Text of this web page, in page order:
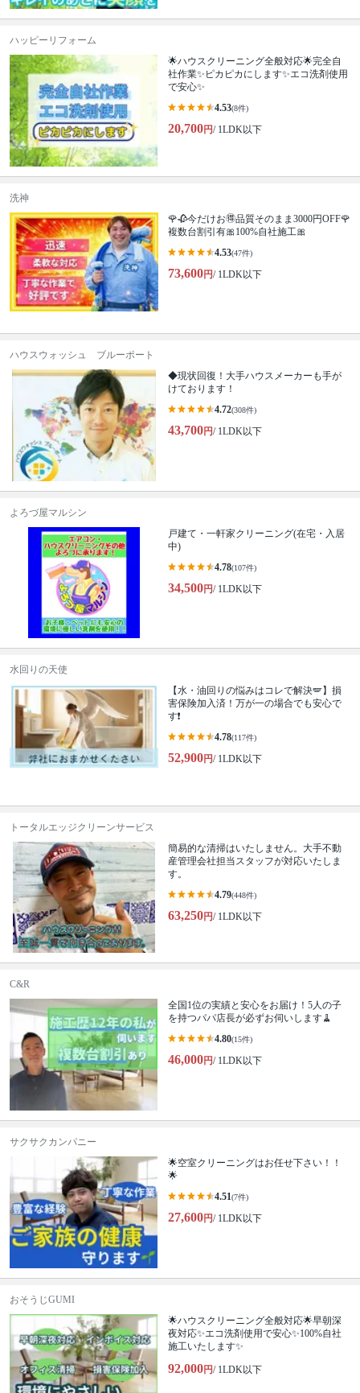
ハッピーリフォーム
🌟ハウスクリーニング全般対応🌟完全自
社作業✨️ピカピカにします✨️エコ洗剤使用
で安心✨
4.53(8件)
20,700円/ 1LDK以下
洗神
🌹🥀今だけお🉐品質そのまま3000円OFF🌹
複数台割引有🎀100%自社施工🎀
4.53(47件)
73,600円/ 1LDK以下
ハウスウォッシュ ブルーポート
◆現状回復！大手ハウスメーカーも手が
けております！
4.72(308件)
43,700円/ 1LDK以下
よろづ屋マルシン
戸建て・一軒家クリーニング(在宅・入居
中)
4.78(107件)
34,500円/ 1LDK以下
水回りの天使
【水・油回りの悩みはコレで解決🪽】損
害保険加入済！万が一の場合でも安心で
す❗️
4.78(117件)
52,900円/ 1LDK以下
トータルエッジクリーンサービス
簡易的な清掃はいたしません。大手不動
産管理会社担当スタッフが対応いたしま
す。
4.79(448件)
63,250円/ 1LDK以下
C&R
全国1位の実績と安心をお届け！5人の子
を持つパパ店長が必ずお伺いします🧹
4.80(15件)
46,000円/ 1LDK以下
サクサクカンパニー
🌟空室クリーニングはお任せ下さい！！
🌟
4.51(7件)
27,600円/ 1LDK以下
おそうじGUMI
🌟ハウスクリーニング全般対応🌟早朝深
夜対応✨エコ洗剤使用で安心✨100%自社
施工いたします✨
92,000円/ 1LDK以下